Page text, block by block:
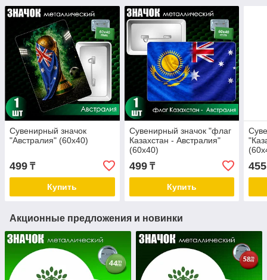
Сувенирный значок
"Австралия" (60х40)
499 ₸
Купить
Сувенирный значок "флаг
Казахстан - Австралия"
(60х40)
499₸
Купить
455
Акционные предложения и новинки